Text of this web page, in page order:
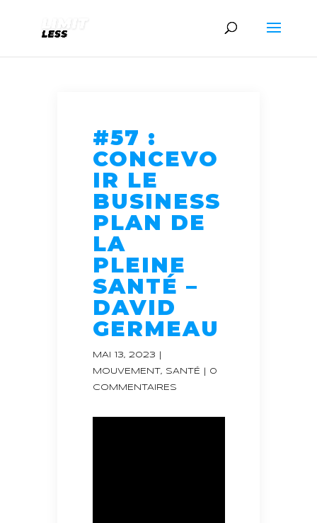
#57 :
CONCEVO
IR LE
BUSINESS
PLAN DE
LA
PLEINE
SANTÉ –
DAVID
GERMEAU
MAI 13, 2023
MOUVEMENT, SANTÉ 0
COMMENTAIRES